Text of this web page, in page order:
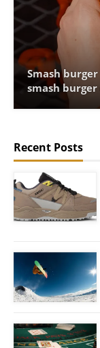
Smash
smash burger
Recent Posts